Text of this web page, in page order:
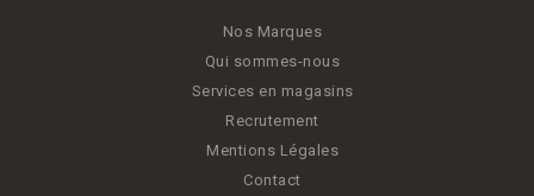
Nos Marques
Qui sommes-nous
Services en magasins
Recrutement
Mentions Légales
Contact